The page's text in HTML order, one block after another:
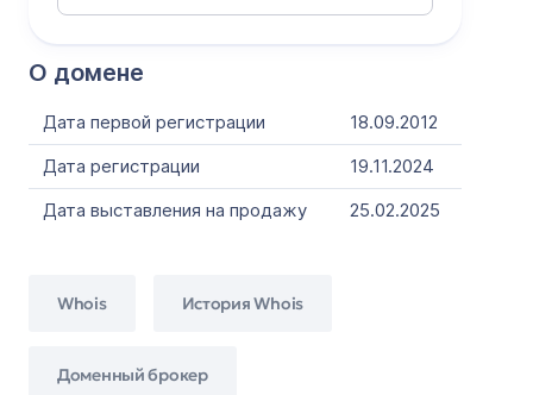
О домене
Дата первой регистрации
18.09.2012
Дата регистрации
19.11.2024
Дата выставления на продажу
25.02.2025
Whois История Whois
Доменный брокер